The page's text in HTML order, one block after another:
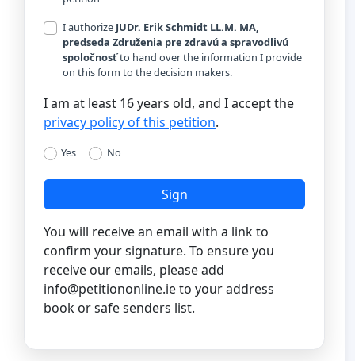
I authorize JUDr. Erik Schmidt LL.M. MA,
predseda Združenia pre zdravú a spravodlivú
spoločnosťto hand over the information I provide
on this form to the decision makers.
I am at least 16 years old, and I accept the
privacy policy of this petition.
Yes No
Sign
You will receive an email with a link to
confirm your signature. To ensure you
receive our emails, please add
info@petitiononline.ieto your address
book or safe senders list.